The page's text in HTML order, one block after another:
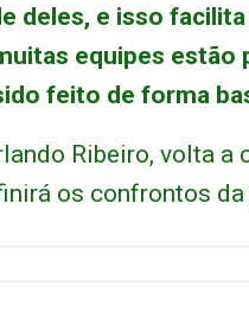
deles, e isso
equipes estão
feito de forma
Ribeiro, volta a
os confrontos